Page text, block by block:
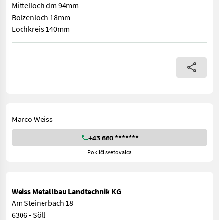
Mittelloch dm 94mm
Bolzenloch 18mm
Lochkreis 140mm
4 Stk. Kompletträder für Hoflader (Kramer) Dimension
Marco Weiss
+43 660 *******
Pokliči svetovalca
Weiss Metallbau Landtechnik KG
Am Steinerbach 18
6306 - Söll